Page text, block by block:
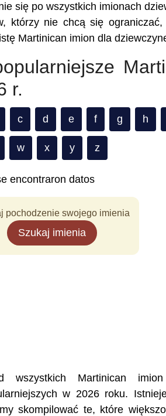
się po wszystkich imionach
którzy nie chcą się
Martinican imion dla
r.
c d e f g h
w x y z
encontraron datos
pochodzenie swojego imienia
Szukaj imienia
wszystkich Martinican
w 2026 roku.
skompilować te, które